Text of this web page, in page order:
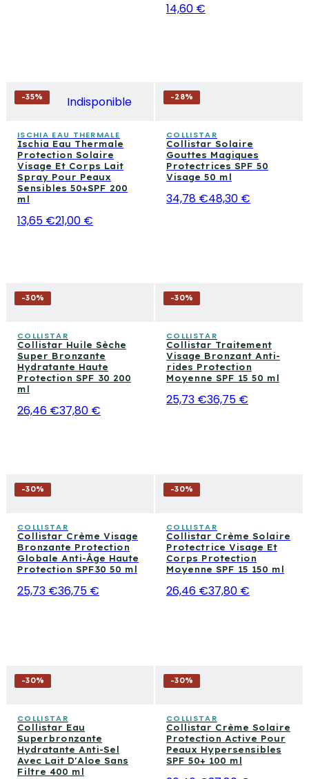
14,60 €
-35% Indisponible
ISCHIA EAU THERMALE
Ischia Eau Thermale
Protection Solaire
Visage Et Corps Lait
Spray Pour Peaux
Sensibles 50+SPF 200
ml
13,65 €21,00 €
-28%
COLLISTAR
Collistar Solaire
Gouttes Magiques
Protectrices SPF 50
Visage 50 ml
34,78 €48,30 €
-30%
COLLISTAR
Collistar Huile Sèche
Super Bronzante
Hydratante Haute
Protection SPF 30 200
ml
26,46 €37,80 €
-30%
COLLISTAR
Collistar Traitement
Visage Bronzant Anti-
rides Protection
Moyenne SPF 15 50 ml
25,73 €36,75 €
-30%
COLLISTAR
Collistar Crème Visage
Bronzante Protection
Globale Anti-Âge Haute
Protection SPF30 50 ml
25,73 €36,75 €
-30%
COLLISTAR
Collistar Crème Solaire
Protectrice Visage Et
Corps Protection
Moyenne SPF 15 150 ml
26,46 €37,80 €
-30%
COLLISTAR
Collistar Eau
Superbronzante
Hydratante Anti-Sel
Avec Lait D'Aloe Sans
Filtre 400 ml
-30%
COLLISTAR
Collistar Crème Solaire
Protection Active Pour
Peaux Hypersensibles
SPF 50+ 100 ml